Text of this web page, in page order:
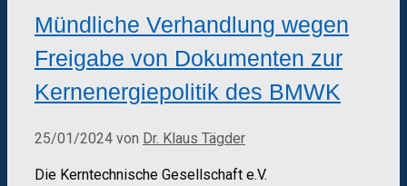
Mündliche Verhandlung wegen
Freigabe von Dokumenten zur
Kernenergiepolitik des BMWK
25/01/2024 von Dr. Klaus Tägder
Die Kerntechnische Gesellschaft e.V.